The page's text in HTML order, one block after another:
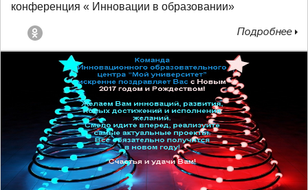
конференция « Инновации в образовании»
Подробнее